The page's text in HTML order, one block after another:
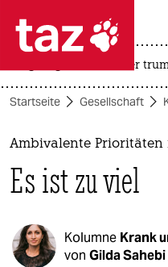
 taz
taz zahl
themen
politik
öko
gesellschaft
usa unter
Startseite Gesellschaft
Ambivalente Prioritäten
Es ist zu viel
Kolumne Krank
von Gilda Sahebi